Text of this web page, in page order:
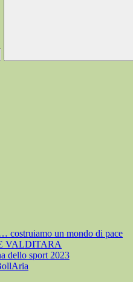
un mondo di pace
VALDITARA
dello sport 2023